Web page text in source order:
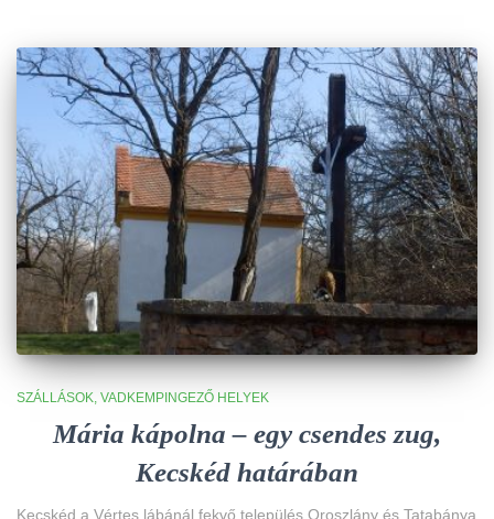
SZÁLLÁSOK VADKEMPINGEZŐ HELYEK
Mária kápolna – egy csendes zug,
Kecskéd határában
Kecskéd a Vértes lábánál fekvő település Oroszlány és Tatabánya